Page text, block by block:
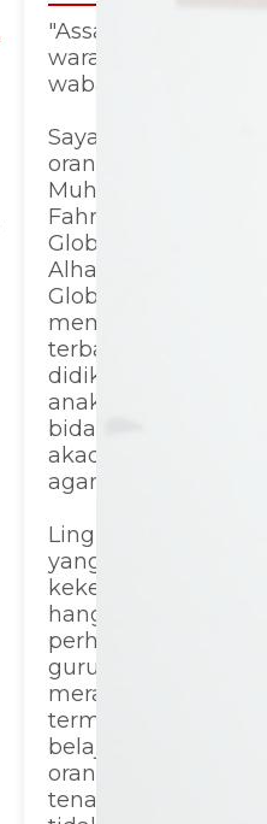
"Assalamualaikum
warahmatullahi
wabarakatuh.
Saya Dodi Asrizal,
orang tua dari
Muhammad
Fahri, alumni SMP
Global School.
Alhamdulillah, Edu
Global School telah
memberikan yang
terbaik untuk anak
didiknya,
anak saya, baik
bidang pendidikan
akademik maupun
agama.
Lingkungan
yang nyaman,
kekeluargaan yang
hangat, serta
perhatian dari para
guru membuat
merasa senang dan
termotivasi dalam
belajar. Kami
orang tua juga
tenang karena